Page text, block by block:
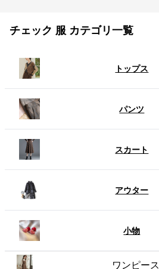
チェック 服 カテゴリ一覧
トップス
パンツ
スカート
アウター
小物
ワンピース